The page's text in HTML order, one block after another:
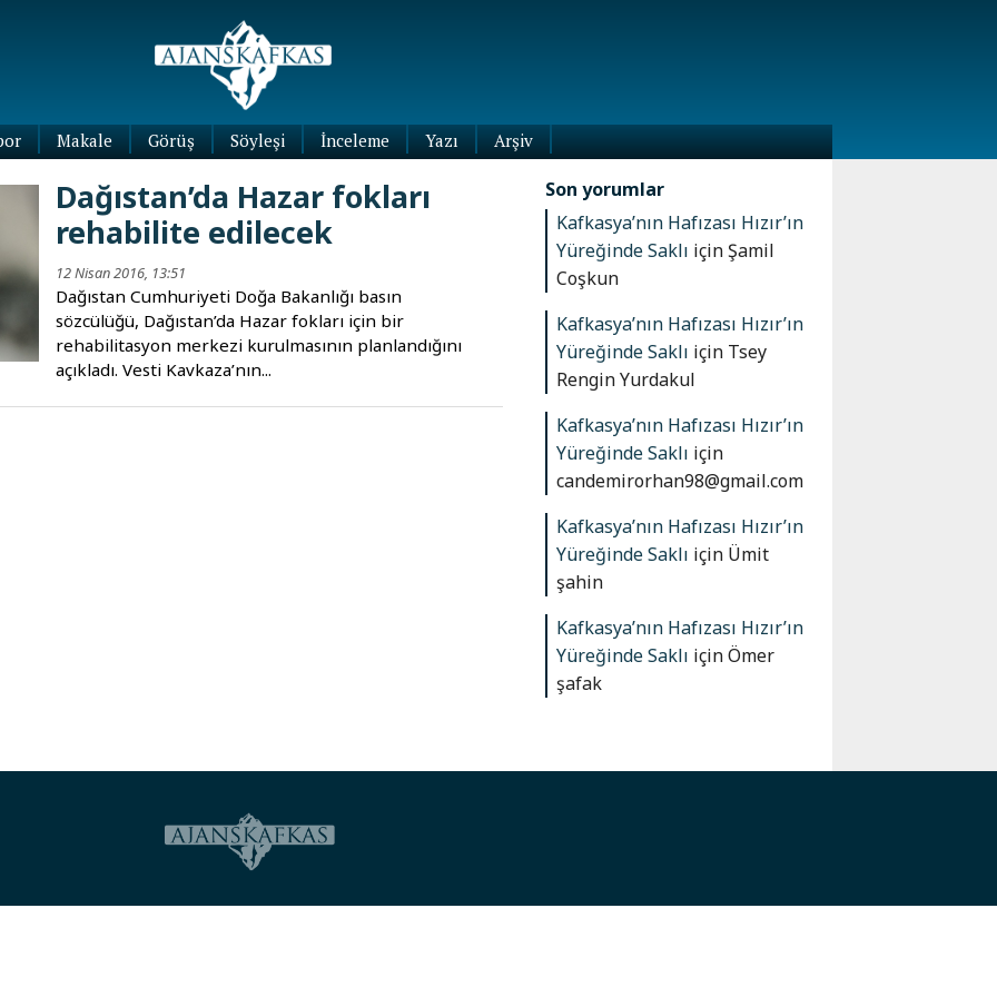
Makale Görüş Söyleşi İnceleme
Yazı
Yazıları
Arşiv
Dağıstan’da Hazar fokları
rehabilite edilecek
12 Nisan 2016, 13:51
Dağıstan Cumhuriyeti Doğa Bakanlığı basın
sözcülüğü, Dağıstan’da Hazar fokları için bir
rehabilitasyon merkezi kurulmasının planlandığını
açıkladı. Vesti Kavkaza’nın...
Son yorumlar
Kafkasya’nın Hafızası Hızır’ın
Yüreğinde Saklı içinŞamil
Coşkun
Kafkasya’nın Hafızası Hızır’ın
Yüreğinde Saklı için Tsey
Rengin Yurdakul
Kafkasya’nın Hafızası Hızır’ın
Yüreğinde Saklı için
candemirorhan98@gmail.com
Kafkasya’nın Hafızası Hızır’ın
Yüreğinde Saklı için Ümit
şahin
Kafkasya’nın Hafızası Hızır’ın
Yüreğinde Saklı içinÖmer
şafak